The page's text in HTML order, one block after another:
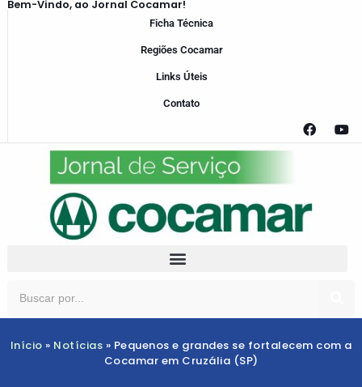
Bem-Vindo, ao Jornal Cocamar!
Ficha Técnica
Regiões Cocamar
Links Úteis
Contato
Início » Notícias » Pequenos e grandes se fortalecem com a
Cocamar em Cruzália (SP)